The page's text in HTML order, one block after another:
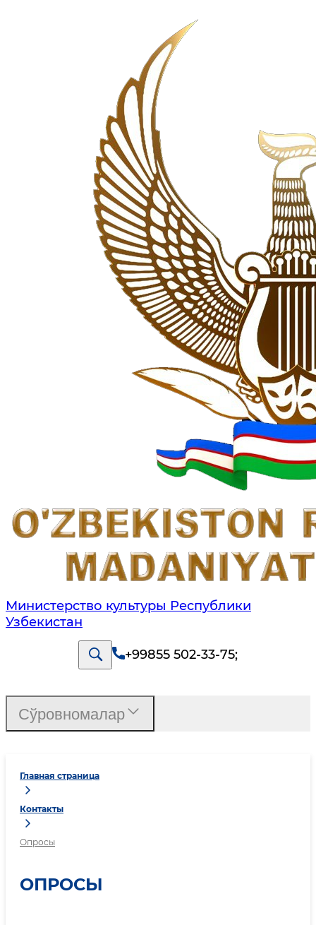
Министерство культуры Республики
Узбекистан
+99855 502-33-75;
Главная страница
Контакты
Опросы
ОПРОСЫ
Сўровномалар